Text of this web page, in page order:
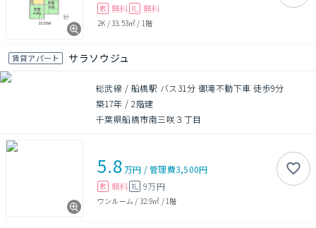
敷 無料 礼 無料
2K /33.53㎡ / 1階
賃貸アパート サラソウジュ
総武線 / 船橋駅 バス31分 御滝不動下車 徒歩9分
築17年 /2階建
千葉県船橋市南三咲３丁目
5.8万円 /管理費3,500円
敷 無料 礼 9万円
ワンルーム / 32.9㎡ / 1階